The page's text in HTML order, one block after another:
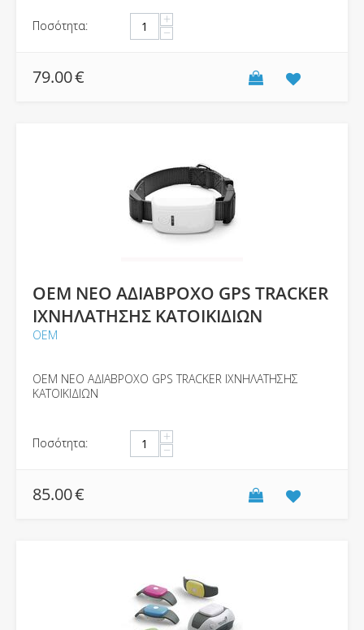
Ποσότητα: +
−
79.00€
OEM ΝΕΟ ΑΔΙΑΒΡΟΧΟ GPS TRACKER
ΙΧΝΗΛΑΤΗΣΗΣ ΚΑΤΟΙΚΙΔΙΩΝ
ΟΕΜ
OEM ΝΕΟ ΑΔΙΑΒΡΟΧΟ GPS TRACKER ΙΧΝΗΛΑΤΗΣΗΣ
ΚΑΤΟΙΚΙΔΙΩΝ
Ποσότητα: +
−
85.00€